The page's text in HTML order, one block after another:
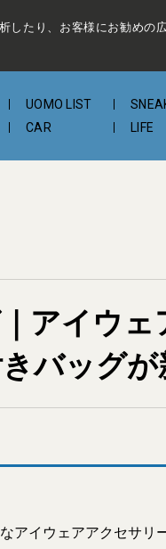
したり、お客様にお勧めの
UOMO LIST
CAR LIFE
アイウェ
バッグが
アイウェアアクセサリ